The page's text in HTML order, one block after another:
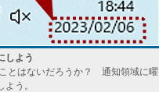
しよう
とはないだろうか？ 通知領域に曜
う。